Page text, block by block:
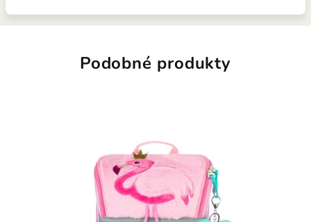
Podobné produkty